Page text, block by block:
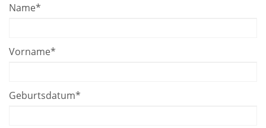
Name*
Vorname*
Geburtsdatum*